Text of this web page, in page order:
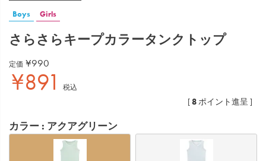
Boys Girls
さらさらキープカラータンクトップ
定価 ¥990
¥891 税込
[8ポイント進呈 ]
カラー アクアグリーン